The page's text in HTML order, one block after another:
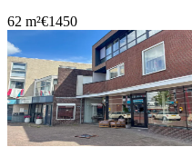
62 m²€1450